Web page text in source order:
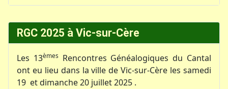
RGC 2025 à Vic-sur-Cère
Les 13èmes Rencontres Généalogiques du Cantal
ont eu lieu dans la ville de Vic-sur-Cère les samedi
19 et dimanche 20 juillet 2025 .